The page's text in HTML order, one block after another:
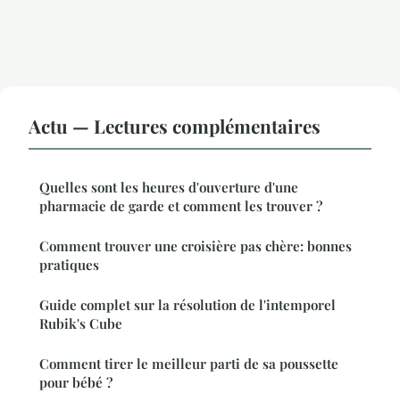
Actu — Lectures complémentaires
Quelles sont les heures d'ouverture d'une
pharmacie de garde et comment les trouver ?
Comment trouver une croisière pas chère: bonnes
pratiques
Guide complet sur la résolution de l'intemporel
Rubik's Cube
Comment tirer le meilleur parti de sa poussette
pour bébé ?